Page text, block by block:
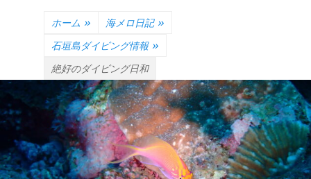
ホーム » 海メロ日記 »
石垣島ダイビング情報 »
絶好のダイビング日和